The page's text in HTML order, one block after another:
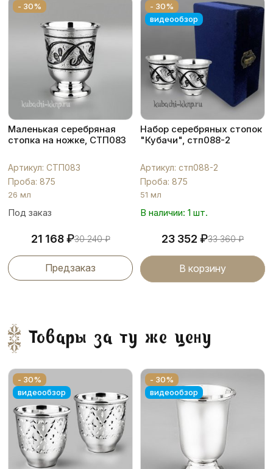
- 30%
Маленькая серебряная
стопка на ножке, СТП083
Артикул: СТП083
Проба: 875
26 мл
Под заказ
21 168₽30 240₽
Предзаказ
- 30%
видеообзор
Набор серебряных стопок
"Кубачи", стп088-2
Артикул: стп088-2
Проба: 875
51 мл
В наличии: 1 шт.
23 352 ₽33 360₽
В корзину
Товары за ту же цену
- 30%
видеообзор
- 30%
видеообзор